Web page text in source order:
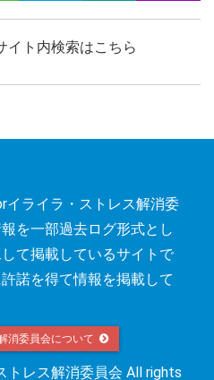
イト内検索はこちら
ライラ・ストレス解消委
を一部過去ログ形式とし
て掲載しているサイトで
諾を得て情報を掲載して
消委員会について
レス解消委員会 All rights